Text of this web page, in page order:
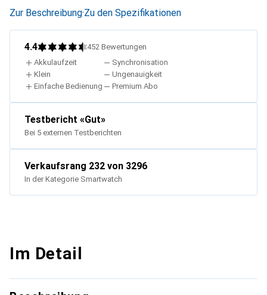
Zur Beschreibung·Zu den Spezifikationen
4.4 452 Bewertungen
Akkulaufzeit
Klein
Einfache Bedienung
Synchronisation
Ungenauigkeit
Premium Abo
Testbericht «Gut»
Bei 5 externen Testberichten
Verkaufsrang 232 von 3296
In der Kategorie Smartwatch
Im Detail